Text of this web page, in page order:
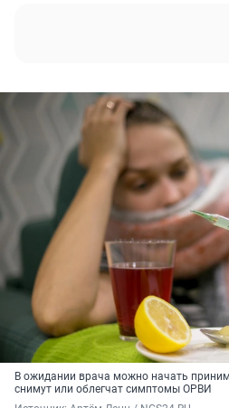
В ожидании врача можно начать
снимут или облегчат симптомы ОРВИ